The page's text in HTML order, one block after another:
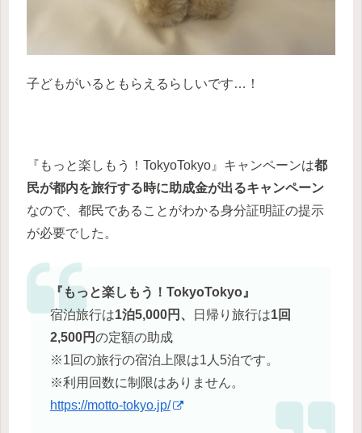
子どもがいるともらえるらしいです…！
『もっと楽しもう！TokyoTokyo』キャンペーンは都
民が都内を旅行する時に助成金が出るキャンペーン
なので、都民であることがわかる身分証明証の提示
が必要でした。
『もっと楽しもう！TokyoTokyo』
宿泊旅行は1泊5,000円、 日帰り旅行は1回
2,500円の定額の助成
※1回の旅行の宿泊上限は1人5泊です。
※利用回数に制限はありません。
https://motto-tokyo.jp/